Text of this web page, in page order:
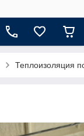
Теплоизоляция